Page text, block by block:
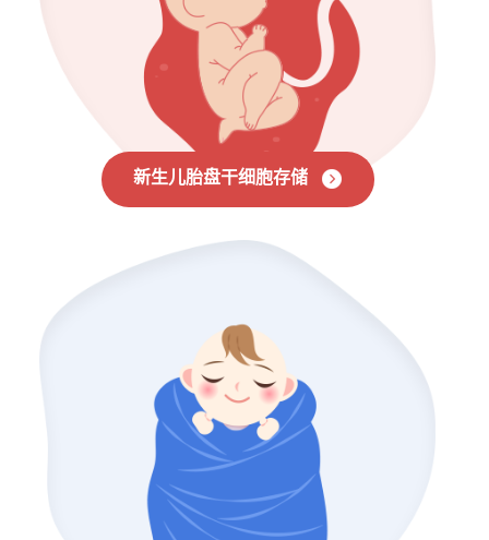
新生儿胎盘干细胞存储